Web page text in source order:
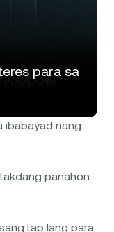
para sa
ibabayad nang
panahon
tap lang para